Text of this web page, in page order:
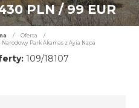
PLN / 99 EUR
/ Oferta
/
Park Akamas z Ayia Napa
109/18107